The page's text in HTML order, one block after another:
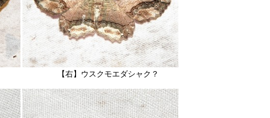
右】ウスクモエダシャク？